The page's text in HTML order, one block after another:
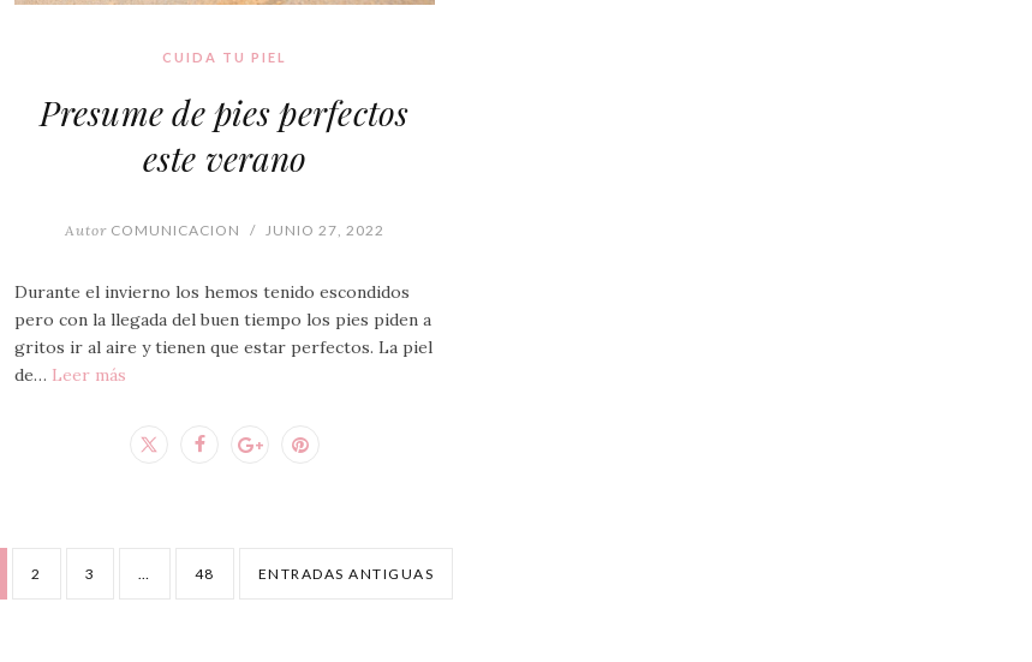
CUIDA TU PIEL
Presume de pies perfectos
este verano
Autor COMUNICACION / JUNIO 27, 2022
Durante el invierno los hemos tenido escondidos
pero con la llegada del buen tiempo los pies piden a
gritos ir al aire y tienen que estar perfectos. La piel
de… Leer más
2 3 … 48 ENTRADAS ANTIGUAS